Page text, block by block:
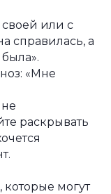
или с
справилась, а
«Мне
раскрывать
которые могут